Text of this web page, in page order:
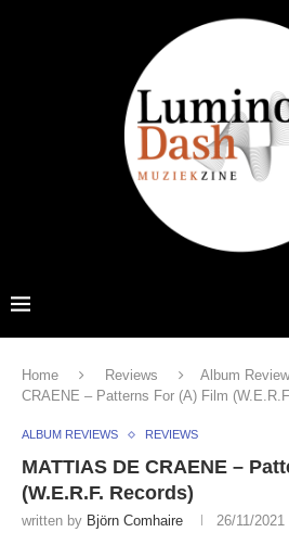
Home Reviews Album
CRAENE – Patterns For (A) Film
ALBUM REVIEWS REVIEWS
MATTIAS DE CRAENE –
(W.E.R.F. Records)
written by Björn Comhaire 26/11/2021